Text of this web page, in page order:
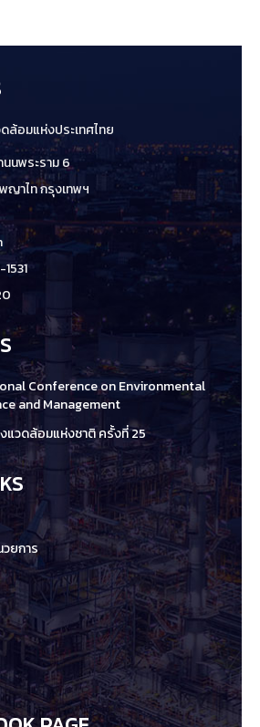
ล้อมแห่งประเทศไทย
นพระราม 6
ญาไท กรุงเทพฯ
Conference on Environmental
and Management
แวดล้อมแห่งชาติ ครั้งที่ 25
ยการ